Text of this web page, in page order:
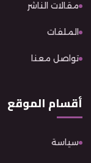
مقالات الناشر
الملفات
تواصل معنا
أقسام الموقع
سياسة